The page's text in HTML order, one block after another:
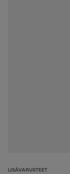
LISÄVARUSTEET